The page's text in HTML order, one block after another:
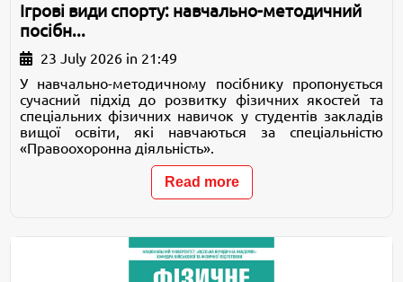
Ігрові види спорту: навчально-методичний
посібн...
23 July 2026 in 21:49
У навчально-методичному посібнику пропонується
сучасний підхід до розвитку фізичних якостей та
спеціальних фізичних навичок у студентів закладів
вищої освіти, які навчаються за спеціальністю
«Правоохоронна діяльність».
Read more